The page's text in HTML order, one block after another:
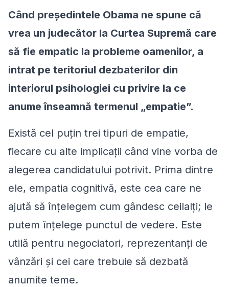
Când președintele Obama ne spune că
vrea un judecător la Curtea Supremă care
să fie empatic la probleme oamenilor, a
intrat pe teritoriul dezbaterilor din
interiorul psihologiei cu privire la ce
anume înseamnă termenul „empatie”.
Există cel puțin trei tipuri de empatie,
fiecare cu alte implicații când vine vorba de
alegerea candidatului potrivit. Prima dintre
ele, empatia cognitivă, este cea care ne
ajută să înțelegem cum gândesc ceilalți; le
putem înțelege punctul de vedere. Este
utilă pentru negociatori, reprezentanți de
vânzări și cei care trebuie să dezbată
anumite teme.